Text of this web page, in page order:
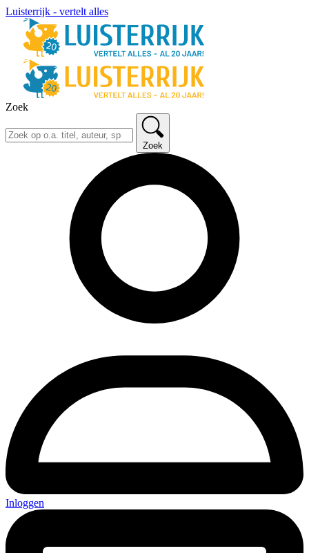
Luisterrijk - vertelt alles
Zoek
Zoek
Inloggen